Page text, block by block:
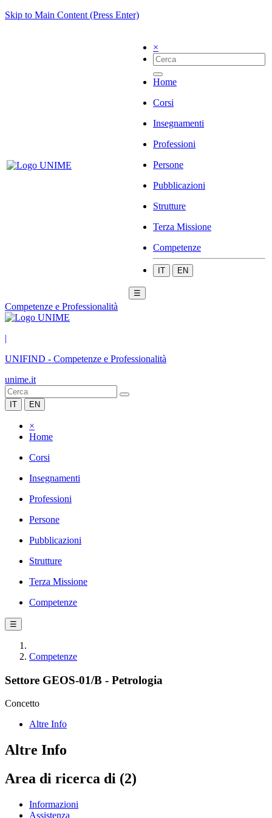
Skip to Main Content (Press Enter)
×
Home
Corsi
Insegnamenti
Professioni
Persone
Pubblicazioni
Strutture
Terza Missione
Competenze
IT EN
☰
Competenze e Professionalità
|
UNIFIND - Competenze e Professionalità
unime.it
IT EN
×
Home
Corsi
Insegnamenti
Professioni
Persone
Pubblicazioni
Strutture
Terza Missione
Competenze
☰
Competenze
Settore GEOS-01/B - Petrologia
Concetto
Altre Info
Altre Info
Area di ricerca di (2)
Informazioni
Assistenza